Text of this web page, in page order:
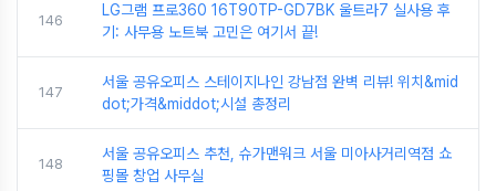
146
LG그램 프로360 16T90TP-GD7BK 울트라7 실사용 후
기: 사무용 노트북 고민은 여기서 끝!
147
서울 공유오피스 스테이지나인 강남점 완벽 리뷰! 위치&mid
dot;가격&middot;시설 총정리
148
서울 공유오피스 추천, 슈가맨워크 서울 미아사거리역점 쇼
핑몰 창업 사무실